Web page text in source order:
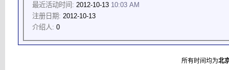
最近活动时间: 2012-10-13 10:03 AM
注册日期: 2012-10-13
介绍人: 0
所有时间均为北